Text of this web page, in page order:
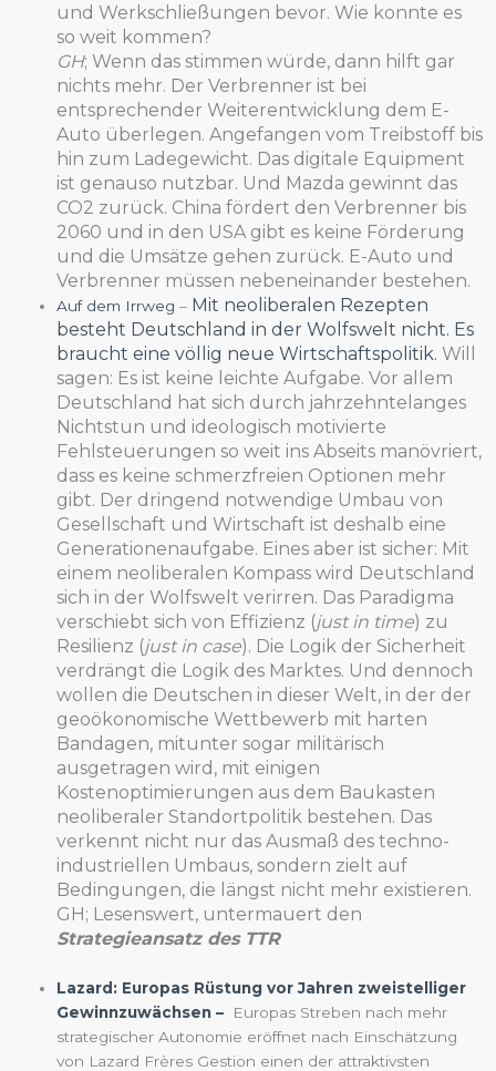
und Werkschließungen bevor. Wie konnte es
so weit kommen?
GH; Wenn das stimmen würde, dann hilft gar
nichts mehr. Der Verbrenner ist bei
entsprechender Weiterentwicklung dem E-
Auto überlegen. Angefangen vom Treibstoff bis
hin zum Ladegewicht. Das digitale Equipment
ist genauso nutzbar. Und Mazda gewinnt das
CO2 zurück. China fördert den Verbrenner bis
2060 und in den USA gibt es keine Förderung
und die Umsätze gehen zurück. E-Auto und
Verbrenner müssen nebeneinander bestehen.
Auf dem Irrweg – Mit neoliberalen Rezepten
besteht Deutschland in der Wolfswelt nicht. Es
braucht eine völlig neue Wirtschaftspolitik.Will
sagen: Es ist keine leichte Aufgabe. Vor allem
Deutschland hat sich durch jahrzehntelanges
Nichtstun und ideologisch motivierte
Fehlsteuerungen so weit ins Abseits manövriert,
dass es keine schmerzfreien Optionen mehr
gibt. Der dringend notwendige Umbau von
Gesellschaft und Wirtschaft ist deshalb eine
Generationenaufgabe. Eines aber ist sicher: Mit
einem neoliberalen Kompass wird Deutschland
sich in der Wolfswelt verirren. Das Paradigma
verschiebt sich von Effizienz (just in time) zu
Resilienz (just in case). Die Logik der Sicherheit
verdrängt die Logik des Marktes. Und dennoch
wollen die Deutschen in dieser Welt, in der der
geoökonomische Wettbewerb mit harten
Bandagen, mitunter sogar militärisch
ausgetragen wird, mit einigen
Kostenoptimierungen aus dem Baukasten
neoliberaler Standortpolitik bestehen. Das
verkennt nicht nur das Ausmaß des techno-
industriellen Umbaus, sondern zielt auf
Bedingungen, die längst nicht mehr existieren.
GH; Lesenswert, untermauert den
Strategieansatz des TTR
Lazard: Europas Rüstung vor Jahren zweistelliger
Gewinnzuwächsen –
Europas Streben nach mehr
strategischer Autonomie eröffnet nach Einschätzung
von Lazard Frères Gestion einen der attraktivsten